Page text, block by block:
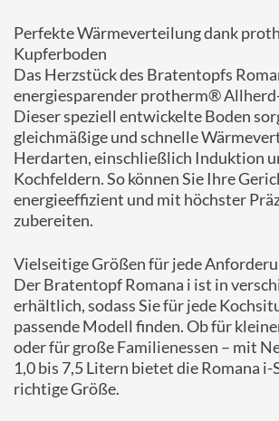
Perfekte Wärmeverteilung dank
Kupferboden
Das Herzstück des Bratentopfs
energiesparender protherm®
Dieser speziell entwickelte Boden
gleichmäßige und schnelle
Herdarten, einschließlich Induktion
Kochfeldern. So können Sie Ihre
energieeffizient und mit höchster
zubereiten.
Vielseitige Größen für jede
Der Bratentopf Romana i ist in
erhältlich, sodass Sie für jede
passende Modell finden. Ob für
oder für große Familienessen – mit
1,0 bis 7,5 Litern bietet die Romana
richtige Größe.